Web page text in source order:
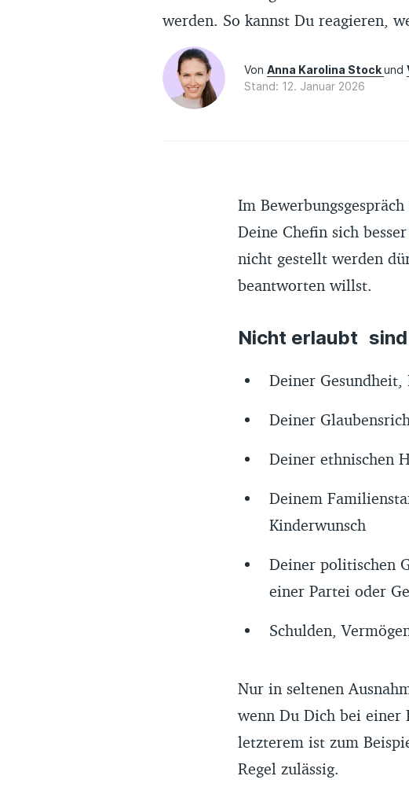
werden. So kannst Du reagieren,
VonAnna Karolina Stockund
Stand: 12. Januar 2026
Im
Deine Chefin sich
nicht gestellt werden
beantworten willst.
Nicht erlaubt sind
Deiner
Deiner
Deiner ethnischen
Deinem
Kinderwunsch
Deiner politischen
einer Partei oder
Schulden,
Nur in seltenen
wenn Du Dich bei
letzterem ist zum
Regel zulässig.